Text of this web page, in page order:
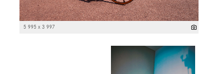
5 995 x 3 997